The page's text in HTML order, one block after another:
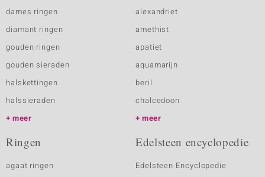
dames ringen
diamant ringen
gouden ringen
gouden sieraden
halskettingen
halssieraden
meer
alexandriet
amethist
apatiet
aquamarijn
beril
chalcedoon
meer
Ringen
agaat ringen
Edelsteen encyclopedie
Edelsteen Encyclopedie